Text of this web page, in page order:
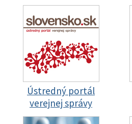
Ústredný portál
verejnej správy